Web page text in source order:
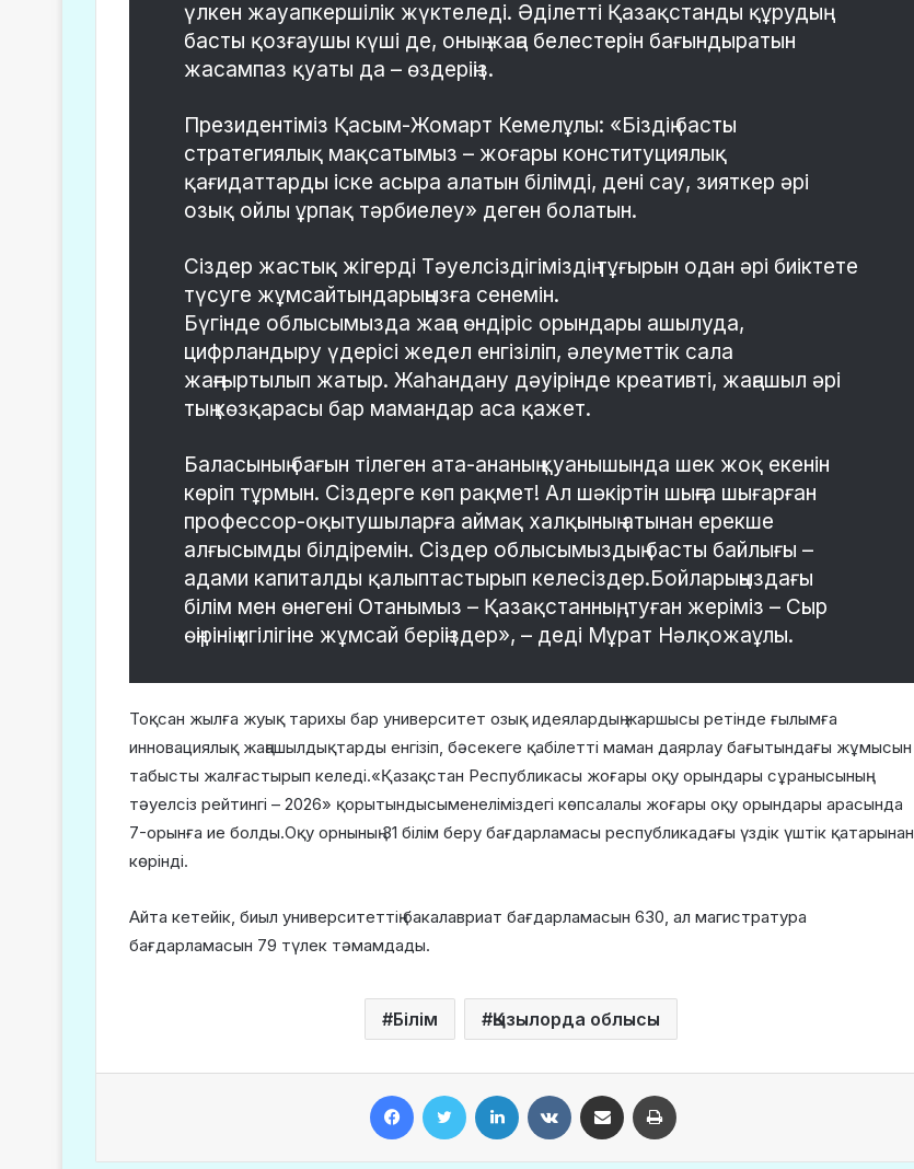
үлкен жауапкершілік жүктеледі. Әділетті Қазақстанды құрудың
басты қозғаушы күші де, оның жаңа белестерін бағындыратын
жасампаз қуаты да – өздеріңіз.
Президентіміз Қасым-Жомарт Кемелұлы: «Біздің басты
стратегиялық мақсатымыз – жоғары конституциялық
қағидаттарды іске асыра алатын білімді, дені сау, зияткер әрі
озық ойлы ұрпақ тәрбиелеу» деген болатын.
Сіздер жастық жігерді Тәуелсіздігіміздің тұғырын одан әрі биіктете
түсуге жұмсайтындарыңызға сенемін.
Бүгінде облысымызда жаңа өндіріс орындары ашылуда,
цифрландыру үдерісі жедел енгізіліп, әлеуметтік сала
жаңғыртылып жатыр. Жаһандану дәуірінде креативті, жаңашыл әрі
тың көзқарасы бар мамандар аса қажет.
Баласының бағын тілеген ата-ананың қуанышында шек жоқ екенін
көріп тұрмын. Сіздерге көп рақмет! Ал шәкіртін шыңға шығарған
профессор-оқытушыларға аймақ халқының атынан ерекше
алғысымды білдіремін. Сіздер облысымыздың басты байлығы –
адами капиталды қалыптастырып келесіздер.Бойларыңыздағы
білім мен өнегені Отанымыз – Қазақстанның, туған жеріміз – Сыр
өңірінің игілігіне жұмсай беріңіздер», – деді Мұрат Нәлқожаұлы.
Тоқсан жылға жуық тарихы бар университет озық идеялардың жаршысы ретінде ғылымға
инновациялық жаңашылдықтарды енгізіп, бәсекеге қабілетті маман даярлау бағытындағы жұмысын
табысты жалғастырып келеді.«Қазақстан Республикасы жоғары оқу орындары сұранысының
тәуелсіз рейтингі – 2026» қорытындысыменеліміздегі көпсалалы жоғары оқу орындары арасында
7-орынға ие болды.Оқу орнының 31 білім беру бағдарламасы республикадағы үздік үштік қатарынан
көрінді.
Айта кетейік, биыл университеттің бакалавриат бағдарламасын 630, ал магистратура
бағдарламасын 79 түлек тәмамдады.
Білім Қызылорда облысы